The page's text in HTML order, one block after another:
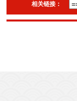
相关链接：